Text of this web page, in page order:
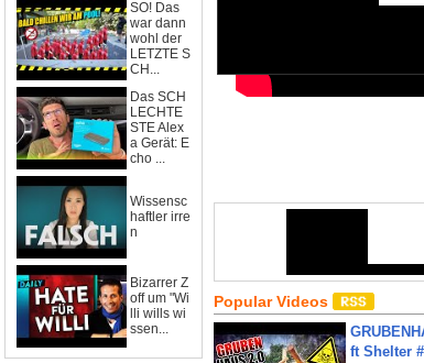
SO! Das
war dann
wohl der
LETZTE S
CH...
Das SCH
LECHTE
STE Alex
a Gerät: E
cho ...
Wissensc
haftler irre
n
Bizarrer Z
off um "Wi
lli wills wi
ssen...
Popular Videos
ft Shelter